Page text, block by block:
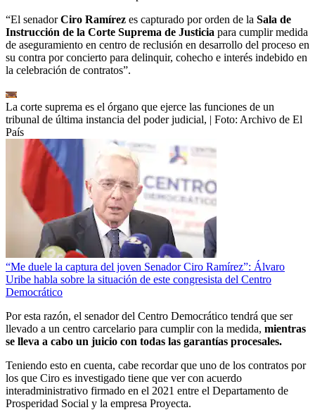
“El senadorCiro Ramírez es capturado por orden de la Sala de
Instrucción de la Corte Suprema de Justicia para cumplir medida
de aseguramiento en centro de reclusión en desarrollo del proceso en
su contra por concierto para delinquir, cohecho e interés indebido en
la celebración de contratos”.
La corte suprema es el órgano que ejerce las funciones de un
tribunal de última instancia del poder judicial, | Foto: Archivo de El
País
“Me duele la captura del joven Senador Ciro Ramírez”: Álvaro
Uribe habla sobre la situación de este congresista del Centro
Democrático
Por esta razón, el senador del Centro Democrático tendrá que ser
llevado a un centro carcelario para cumplir con la medida, mientras
se lleva a cabo un juicio con todas las garantías procesales.
Teniendo esto en cuenta, cabe recordar que uno de los contratos por
los que Ciro es investigado tiene que ver con acuerdo
interadministrativo firmado en el 2021 entre el Departamento de
Prosperidad Social y la empresa Proyecta.